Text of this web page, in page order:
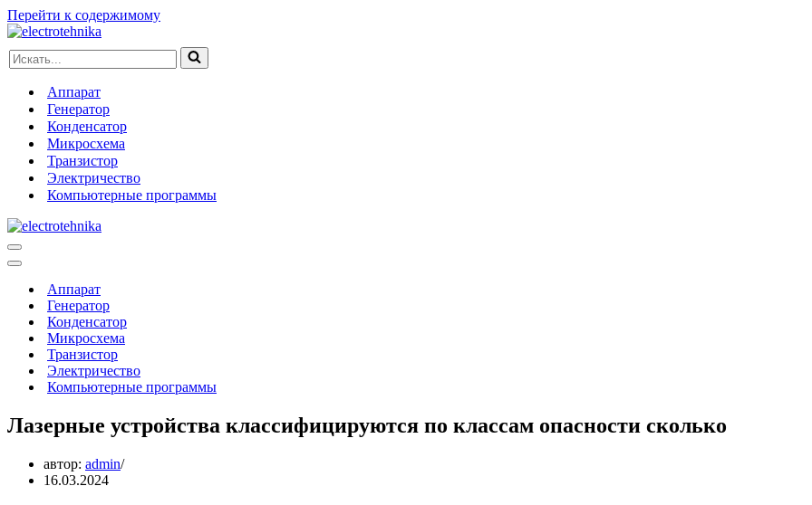
Перейти к содержимому
Искать...
Аппарат
Генератор
Конденсатор
Микросхема
Транзистор
Электричество
Компьютерные программы
Меню
навигации
Меню
навигацииАппарат
Генератор
Конденсатор
Микросхема
Транзистор
Электричество
Компьютерные программы
Лазерные устройства классифицируются по классам опасности сколько
автор: admin
16.03.2024